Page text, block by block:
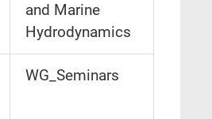
and Marine
Hydrodynamics
WG_Seminars